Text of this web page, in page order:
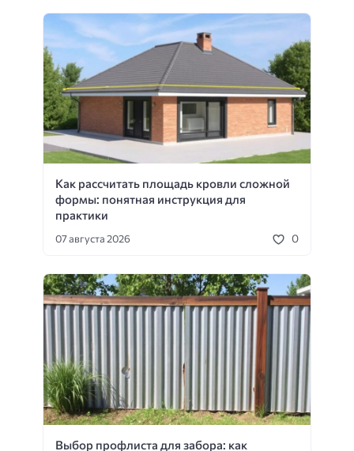
Как рассчитать площадь кровли сложной
формы: понятная инструкция для
практики
07 августа 2026 0
Выбор профлиста для забора: как